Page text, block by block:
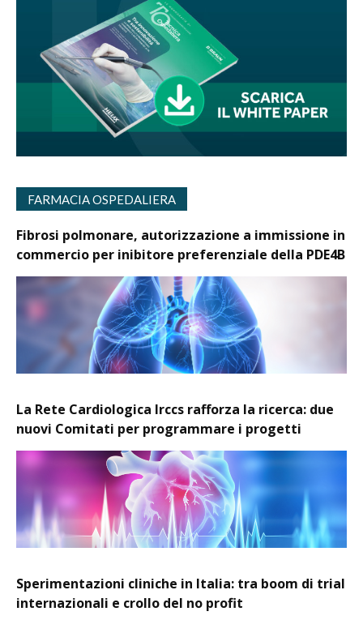
FARMACIA OSPEDALIERA
Fibrosi polmonare, autorizzazione a immissione in
commercio per inibitore preferenziale della PDE4B
La Rete Cardiologica Irccs rafforza la ricerca: due
nuovi Comitati per programmare i progetti
Sperimentazioni cliniche in Italia: tra boom di trial
internazionali e crollo del no profit